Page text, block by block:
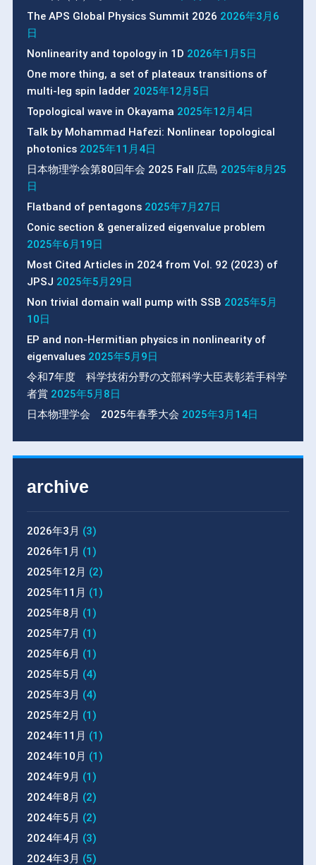
The APS Global Physics Summit 2026 2026年3月6
日
Nonlinearity and topology in 1D 2026年1月5日
One more thing, a set of plateaux transitions of
multi-leg spin ladder 2025年12月5日
Topological wave in Okayama 2025年12月4日
Talk by Mohammad Hafezi: Nonlinear topological
photonics 2025年11月4日
日本物理学会第80回年会 2025 Fall 広島 2025年8月25
日
Flatband of pentagons 2025年7月27日
Conic section & generalized eigenvalue problem
2025年6月19日
Most Cited Articles in 2024 from Vol. 92 (2023) of
JPSJ 2025年5月29日
Non trivial domain wall pump with SSB 2025年5月
10日
EP and non-Hermitian physics in nonlinearity of
eigenvalues 2025年5月9日
令和7年度 科学技術分野の文部科学大臣表彰若手科学
者賞 2025年5月8日
日本物理学会 2025年春季大会 2025年3月14日
archive
2026年3月 (3)
2026年1月 (1)
2025年12月 (2)
2025年11月 (1)
2025年8月 (1)
2025年7月 (1)
2025年6月 (1)
2025年5月 (4)
2025年3月 (4)
2025年2月 (1)
2024年11月 (1)
2024年10月 (1)
2024年9月 (1)
2024年8月 (2)
2024年5月 (2)
2024年4月 (3)
2024年3月 (5)